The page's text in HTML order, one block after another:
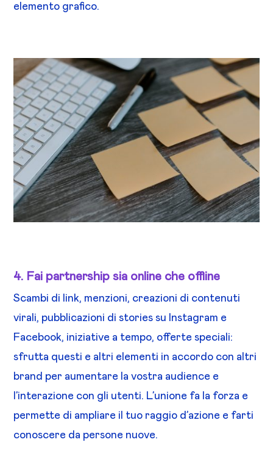
elemento grafico.
4. Fai partnership sia online che offline
Scambi di link, menzioni, creazioni di contenuti
virali, pubblicazioni di stories su Instagram e
Facebook, iniziative a tempo, offerte speciali:
sfrutta questi e altri elementi in accordo con altri
brand per aumentare la vostra audience e
l’interazione con gli utenti. L’unione fa la forza e
permette di ampliare il tuo raggio d’azione e farti
conoscere da persone nuove.